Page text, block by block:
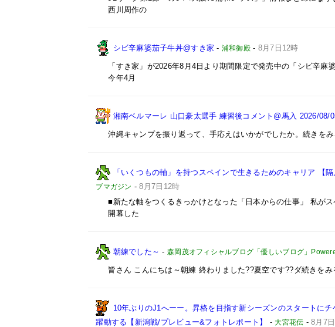
西川周作の
シビ辛麻婆茄子牛丼@すき家 - 浦和御殿- 8月7日12時
「すき家」が2026年8月4日より期間限定で発売中の「シビ辛麻
今年4月
湘南ベルマーレ 山口豪太選手 練習後コメント@馬入 2026/08/
沖縄キャンプを振り返って、手応えはいかがでしたか。続きをみ
「いくつもの軸」を持つスペインで生きるためのキャリア 【
ブマガジン -8月7日12時
■新たな軸をつくるきっかけとなった「日本からの仕事」 私が
開幕した
朝練でした～ -森岡茂オフィシャルブログ「優しいブログ」
皆さん こんにちは～朝練 終わりました??夏空です??ダ続きを
10年ぶりのJ1へーー。昇格を目指す新シーズンのスタートに
躍動する【新潟戦/プレビュー&フォトレポート】
-大宮花伝 -8月7